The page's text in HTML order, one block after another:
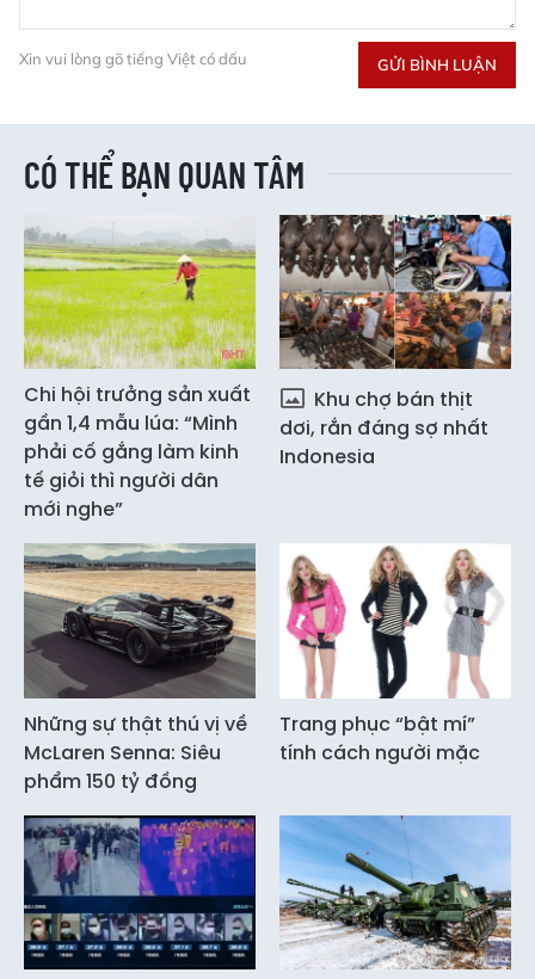
Xin vui lòng gõ tiếng Việt có dấu GỬI BÌNH LUẬN
CÓ THỂ BẠN QUAN TÂM
Chi hội trưởng sản xuất
gần 1,4 mẫu lúa: “Mình
phải cố gắng làm kinh
tế giỏi thì người dân
mới nghe”
Khu chợ bán thịt
dơi, rắn đáng sợ nhất
Indonesia
Những sự thật thú vị về
McLaren Senna: Siêu
phẩm 150 tỷ đồng
Trang phục “bật mí”
tính cách người mặc